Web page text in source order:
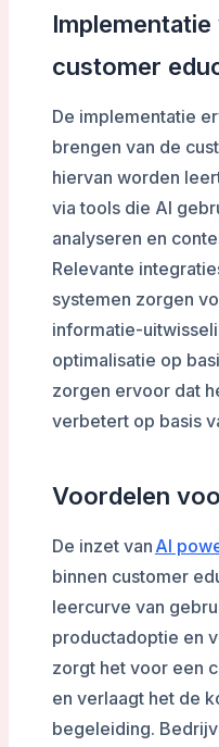
customer
De implementatie
brengen van de
hiervan worden
via tools die AI
analyseren en
Relevante
systemen zorgen
informatie-
optimalisatie op
zorgen ervoor dat
verbetert op basis
Voordelen
De inzet van AI
binnen customer
leercurve van
productadoptie en
zorgt het voor een
en verlaagt het de
begeleiding.